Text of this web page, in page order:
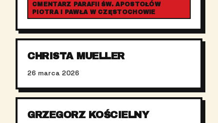
CMENTARZ PARAFII ŚW. APOSTOŁÓW
PIOTRA I PAWŁA W CZĘSTOCHOWIE
CHRISTA MUELLER
26 marca 2026
GRZEGORZ KOŚCIELNY